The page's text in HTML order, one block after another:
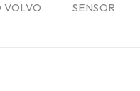
VOLVO
SENSOR